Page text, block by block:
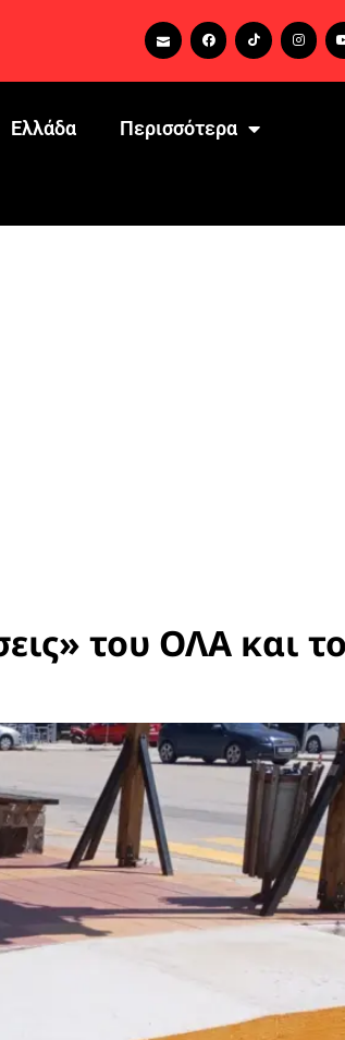
Ελλάδα Περισσότερα
του ΟΛΑ και